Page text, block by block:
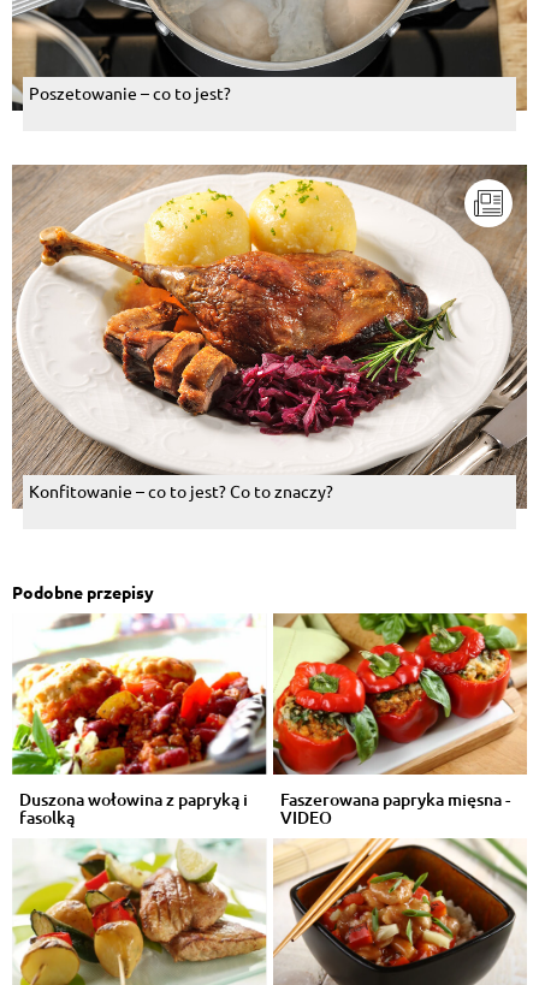
Poszetowanie – co to jest?
Konfitowanie – co to jest? Co to znaczy?
Podobne przepisy
Duszona wołowina z papryką i
fasolką
Faszerowana papryka mięsna -
VIDEO